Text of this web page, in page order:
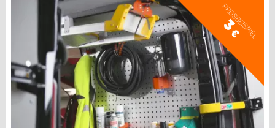
PREISBEISPIEL
3
€